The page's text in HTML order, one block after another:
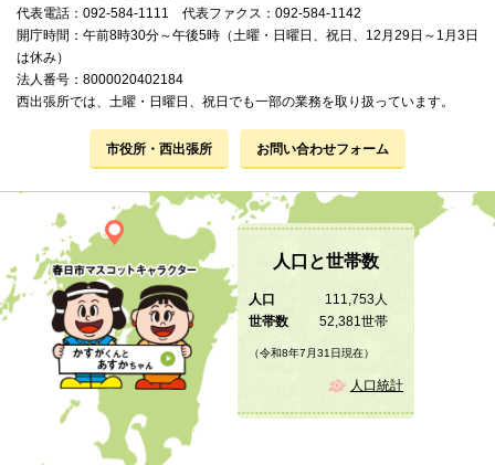
代表電話：092-584-1111 代表ファクス：092-584-1142
開庁時間：午前8時30分～午後5時（土曜・日曜日、祝日、12月29日～1月3日
は休み）
法人番号：8000020402184
西出張所では、土曜・日曜日、祝日でも一部の業務を取り扱っています。
市役所・西出張所 お問い合わせフォーム
人口と世帯数
人口
111,753人
世帯数
52,381世帯
（令和8年7月31日現在）
人口統計